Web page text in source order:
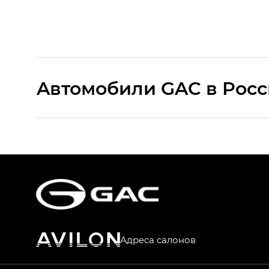
Aвтомобили GAC в
HYPTEC HT — Хайптек Эйч Ти (HYPTEC
Адреса салонов